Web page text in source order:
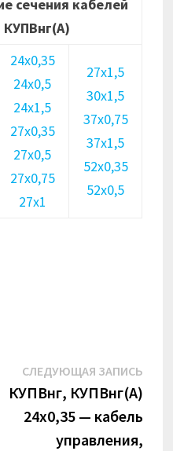
сечения кабелей
КУПВнг(А)
24х0,35
24х0,5
24х1,5
27х0,35
27х0,5
27х0,75
27х1
27х1,5
30х1,5
37х0,75
37х1,5
52х0,35
52х0,5
СЛЕДУЮЩАЯ ЗАПИСЬ
КУПВнг, КУПВнг(А)
24х0,35 — кабель
управления,